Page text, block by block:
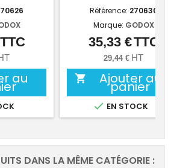
TTC
au
Référence: 270630
Marque: GODOX
Prix
35,33 €TTC
29,44 € HT
 Ajouter au
panier
 EN STOCK
DANS LA MÊME CATÉGORIE :